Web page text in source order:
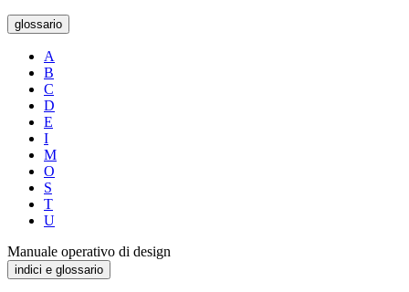
glossario
A
B
C
D
E
I
M
O
S
T
U
Manuale operativo di design
indici e glossario